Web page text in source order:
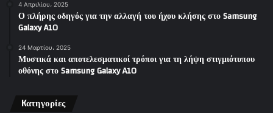
4 Απριλίου، 2025
Ο πλήρης οδηγός για την αλλαγή του ήχου κλήσης στο Samsung
Galaxy A10
24 Μαρτίου، 2025
Μυστικά και αποτελεσματικοί τρόποι για τη λήψη στιγμιότυπου
οθόνης στο Samsung Galaxy A10
Kατηγορίες